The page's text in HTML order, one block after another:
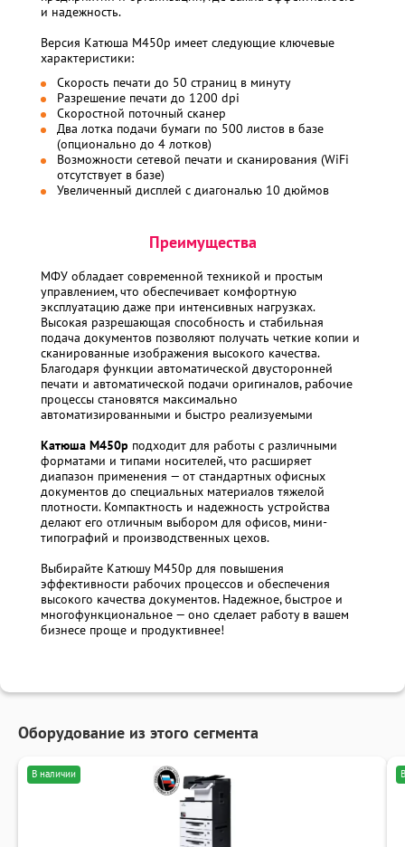
и надежность.
Версия Катюша М450р имеет следующие ключевые
характеристики:
Скорость печати до 50 страниц в минуту
Разрешение печати до 1200 dpi
Скоростной поточный сканер
Два лотка подачи бумаги по 500 листов в базе
(опционально до 4 лотков)
Возможности сетевой печати и сканирования (WiFi
отсутствует в базе)
Увеличенный дисплей с диагональю 10 дюймов
Преимущества
МФУ обладает современной техникой и простым
управлением, что обеспечивает комфортную
эксплуатацию даже при интенсивных нагрузках.
Высокая разрешающая способность и стабильная
подача документов позволяют получать четкие копии и
сканированные изображения высокого качества.
Благодаря функции автоматической двусторонней
печати и автоматической подачи оригиналов, рабочие
процессы становятся максимально
автоматизированными и быстро реализуемыми
Катюша M450p подходит для работы с различными
форматами и типами носителей, что расширяет
диапазон применения — от стандартных офисных
документов до специальных материалов тяжелой
плотности. Компактность и надежность устройства
делают его отличным выбором для офисов, мини-
типографий и производственных цехов.
Выбирайте Катюшу M450p для повышения
эффективности рабочих процессов и обеспечения
высокого качества документов. Надежное, быстрое и
многофункциональное — оно сделает работу в вашем
бизнесе проще и продуктивнее!
Оборудование из этого сегмента
В наличии